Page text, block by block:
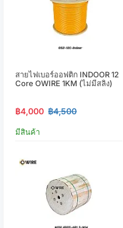
สายไฟเบอร์ออฟติก INDOOR 12
Core OWIRE 1KM (ไม่มีสลิง)
฿4,000 ฿4,500
มีสินค้า